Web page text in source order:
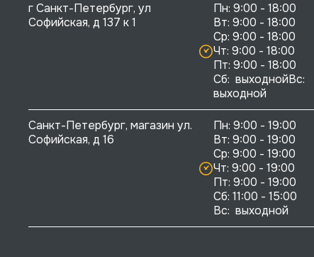
г Санкт-Петербург, ул
Софийская, д 137 к 1
Пн: 9:00 - 18:00
Вт: 9:00 - 18:00
Ср: 9:00 - 18:00
Чт: 9:00 - 18:00
Пт: 9:00 - 18:00
Сб:  выходнойВс:
выходной
Санкт-Петербург, магазин ул.
Софийская, д 16
Пн: 9:00 - 19:00
Вт: 9:00 - 19:00
Ср: 9:00 - 19:00
Чт: 9:00 - 19:00
Пт: 9:00 - 19:00
Сб: 11:00 - 15:00
Вс:  выходной